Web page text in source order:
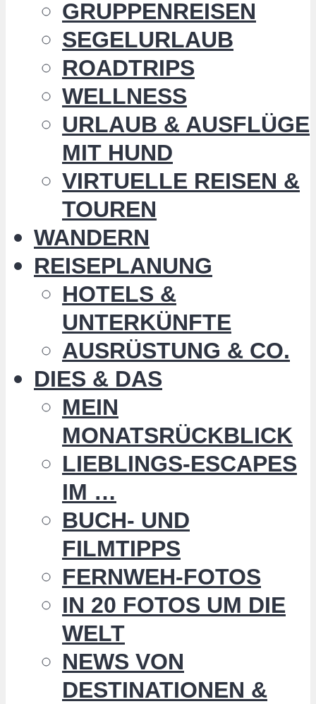
GRUPPENREISEN
SEGELURLAUB
ROADTRIPS
WELLNESS
URLAUB & AUSFLÜGE
MIT HUND
VIRTUELLE REISEN &
TOUREN
WANDERN
REISEPLANUNG
HOTELS &
UNTERKÜNFTE
AUSRÜSTUNG & CO.
DIES & DAS
MEIN
MONATSRÜCKBLICK
LIEBLINGS-ESCAPES
IM …
BUCH- UND
FILMTIPPS
FERNWEH-FOTOS
IN 20 FOTOS UM DIE
WELT
NEWS VON
DESTINATIONEN &